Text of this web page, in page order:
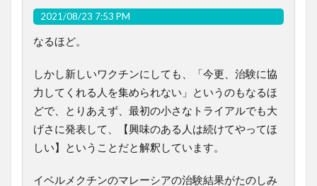
2021/08/23 7:53 PM
なるほど。
しかし新しいワクチンにしても、「今更、治験に協
力してくれる人を集められない」というのもなるほ
どで、とりあえず、最初の小さなトライアルでも大
げさに発表して、【興味のある人は続けてやってほ
しい】ということだと解釈しています。
イベルメクチンのマレーシアの治験結果がたのしみ